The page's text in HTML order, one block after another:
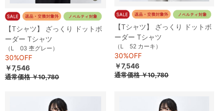
【Tシャツ】 ざっくり ドットボ
ーダー Tシャツ
（L 03 杢グレー）
30%OFF
￥7,546
通常価格￥10,780
【Tシャツ】 ざっくり ドットボ
ーダー Tシャツ
（L 52 カーキ）
30%OFF
￥7,546
通常価格￥10,780